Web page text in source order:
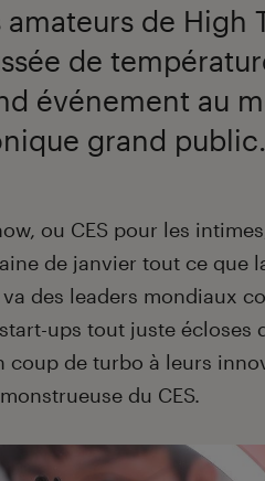
de High
de
événement au
grand public.
ou CES pour les
de janvier tout ce que
des leaders mondiaux
ups tout juste écloses
coup de turbo à leurs
du CES.